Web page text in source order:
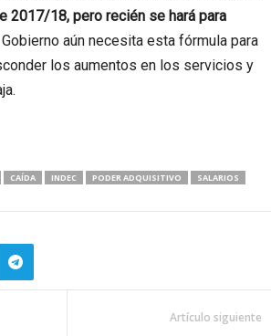
2017/18, pero recién se hará para
aún necesita esta fórmula para
los aumentos en los servicios y
CAÍDA INDEC PODER ADQUISITIVO
SALARIOS
Artículo siguiente